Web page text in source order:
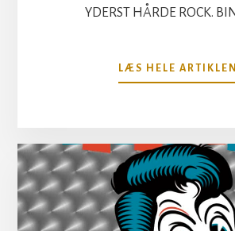
YDERST HÅRDE ROCK.
LÆS HELE ARTIKLEN